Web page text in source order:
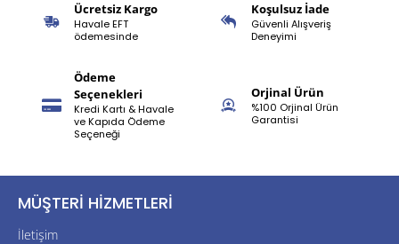
Ücretsiz Kargo
Havale EFT
ödemesinde
Koşulsuz İade
Güvenli Alışveriş
Deneyimi
Ödeme
Seçenekleri
Kredi Kartı & Havale
ve Kapıda Ödeme
Seçeneği
Orjinal Ürün
%100 Orjinal Ürün
Garantisi
MÜŞTERI HIZMETLERI
İletişim